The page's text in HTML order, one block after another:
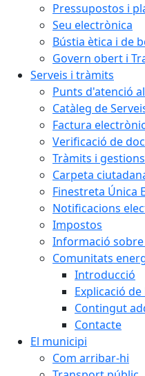
Pressupostos i
Seu electrònica
Bústia ètica i de
Govern obert i
Serveis i tràmits
Punts d'atenció
Catàleg de
Factura
Verificació de
Tràmits i gestions
Carpeta
Finestreta Única
Notificacions
Impostos
Informació
Comunitats
Introducció
Explicació
Contingut
Contacte
El municipi
Com arribar-hi